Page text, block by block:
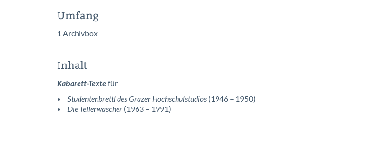
Umfang
1 Archivbox
Inhalt
Kabarett-Textefür
Studentenbrettl des Grazer Hochschulstudios (1946 – 1950)
Die Tellerwäscher (1963 – 1991)